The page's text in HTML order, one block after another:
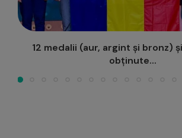
“Mofturi, măști și moravuri”, după
Casa Studenților din...